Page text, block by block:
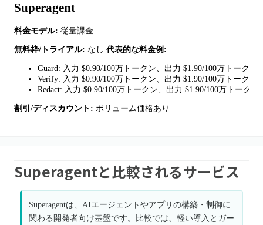
Superagent
料金モデル: 従量課金
無料枠/トライアル: なし 代表的な料金例:
Guard: 入力 $0.90/100万トークン、出力 $1.90/100万トークン
Verify: 入力 $0.90/100万トークン、出力 $1.90/100万トークン
Redact: 入力 $0.90/100万トークン、出力 $1.90/100万トークン
割引/ディスカウント: ボリューム価格あり
Superagentと比較されるサービス
Superagentは、AIエージェントやアプリの構築・制御に
関わる開発者向け基盤です。比較では、軽い導入とガー